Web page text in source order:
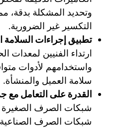
وتحديد المشكلة بدقة،
التكسير غير الضرورية.
تطبيق إجراءات السلامة
ارتداء الفنيين لمعدات
واستخدامهم لأدوات
سلامة العميل والمنشأة.
القدرة على التعامل مع
شبكات الصرف الصغيرة
شبكات الصرف الصناعية